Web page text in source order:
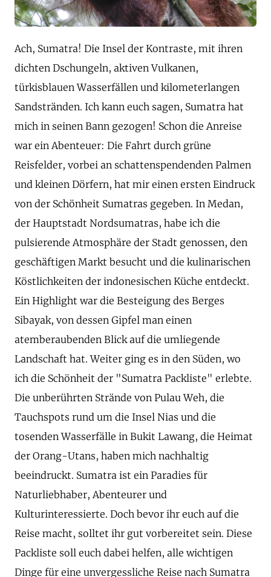
Ach, Sumatra! Die Insel der Kontraste, mit ihren
dichten Dschungeln, aktiven Vulkanen,
türkisblauen Wasserfällen und kilometerlangen
Sandstränden. Ich kann euch sagen, Sumatra hat
mich in seinen Bann gezogen! Schon die Anreise
war ein Abenteuer: Die Fahrt durch grüne
Reisfelder, vorbei an schattenspendenden Palmen
und kleinen Dörfern, hat mir einen ersten Eindruck
von der Schönheit Sumatras gegeben. In Medan,
der Hauptstadt Nordsumatras, habe ich die
pulsierende Atmosphäre der Stadt genossen, den
geschäftigen Markt besucht und die kulinarischen
Köstlichkeiten der indonesischen Küche entdeckt.
Ein Highlight war die Besteigung des Berges
Sibayak, von dessen Gipfel man einen
atemberaubenden Blick auf die umliegende
Landschaft hat. Weiter ging es in den Süden, wo
ich die Schönheit der "Sumatra Packliste" erlebte.
Die unberührten Strände von Pulau Weh, die
Tauchspots rund um die Insel Nias und die
tosenden Wasserfälle in Bukit Lawang, die Heimat
der Orang-Utans, haben mich nachhaltig
beeindruckt. Sumatra ist ein Paradies für
Naturliebhaber, Abenteurer und
Kulturinteressierte. Doch bevor ihr euch auf die
Reise macht, solltet ihr gut vorbereitet sein. Diese
Packliste soll euch dabei helfen, alle wichtigen
Dinge für eine unvergessliche Reise nach Sumatra